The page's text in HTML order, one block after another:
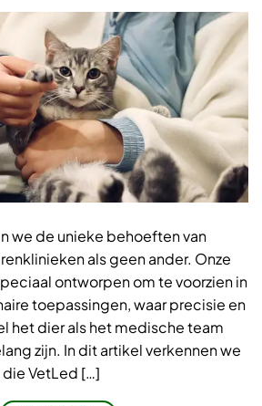
we de unieke behoeften van
als geen ander. Onze
ontworpen om te voorzien in
toepassingen, waar precisie en
het dier als het medische team
zijn. In dit artikel verkennen we
VetLed […]